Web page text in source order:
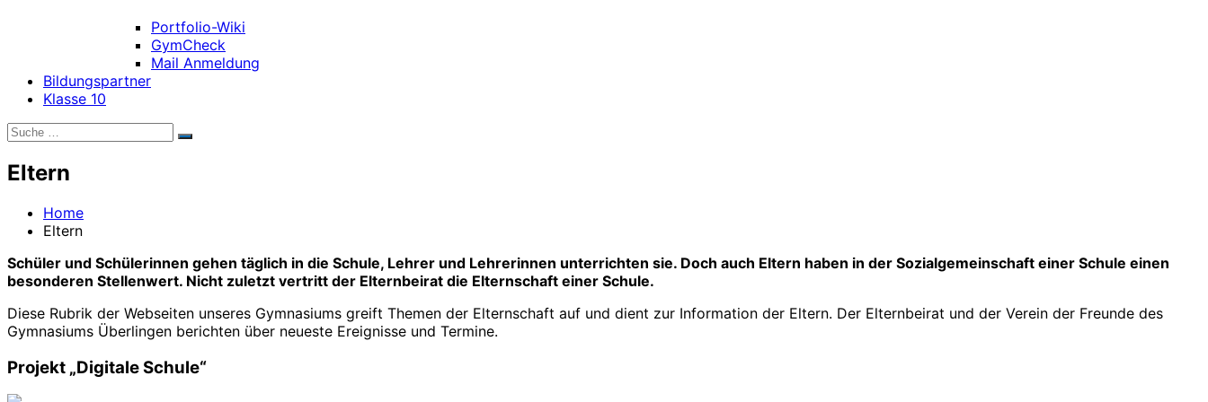
Portfolio-Wiki
GymCheck
Mail Anmeldung
Bildungspartner
Klasse 10
Suche
Suchen
Eltern
Home
Eltern
Schüler und Schülerinnen gehen täglich in die Schule, Lehrer und Lehrerinnen unterrichten sie. Doch auch Eltern haben in der Sozialgemeinschaft einer Schule einen
besonderen Stellenwert. Nicht zuletzt vertritt der Elternbeirat die Elternschaft einer Schule.
Diese Rubrik der Webseiten unseres Gymnasiums greift Themen der Elternschaft auf und dient zur Information der Eltern. Der Elternbeirat und der Verein der Freunde des
Gymnasiums Überlingen berichten über neueste Ereignisse und Termine.
Projekt „Digitale Schule“